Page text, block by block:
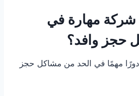
مهارة في
حجز وافد؟
مهمًا في الحد من مشاكل حجز